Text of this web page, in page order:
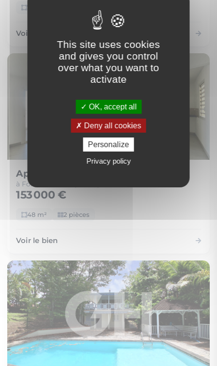
Voir le bien
Appartement
à Fort-de-France (97200)
153 000 €
48 m² 2 pièces
Voir le bien
This site uses cookies
and gives you control
over what you want to
activate
OK, accept all
Deny all cookies
Personalize
Privacy policy